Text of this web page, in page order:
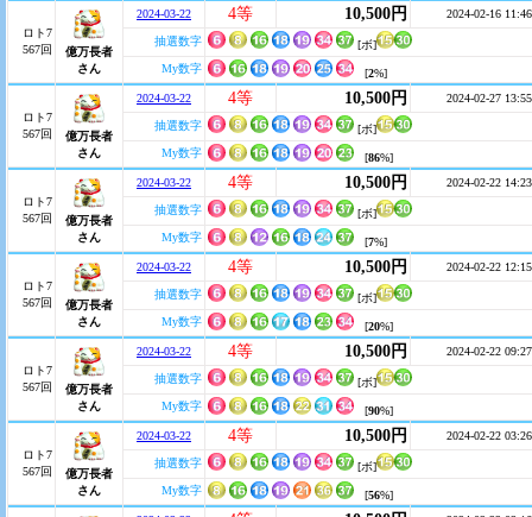
ロト7
567回
億万長者
さん
2024-03-22 4等 10,500円 2024-02-16 11:46
抽選数字
[ボ]
My数字
[2%]
ロト7
567回
億万長者
さん
2024-03-22 4等 10,500円 2024-02-27 13:55
抽選数字
[ボ]
My数字
[86%]
ロト7
567回
億万長者
さん
2024-03-22 4等 10,500円 2024-02-22 14:23
抽選数字
[ボ]
My数字
[7%]
ロト7
567回
億万長者
さん
2024-03-22 4等 10,500円 2024-02-22 12:15
抽選数字
[ボ]
My数字
[20%]
ロト7
567回
億万長者
さん
2024-03-22 4等 10,500円 2024-02-22 09:27
抽選数字
[ボ]
My数字
[90%]
ロト7
567回
億万長者
さん
2024-03-22 4等 10,500円 2024-02-22 03:26
抽選数字
[ボ]
My数字
[56%]